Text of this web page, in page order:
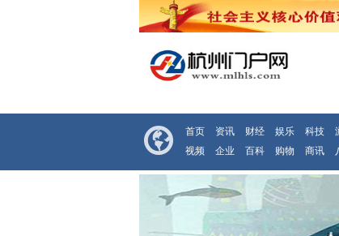
首页 资讯 财经 娱乐 科技
视频
企业 百科 购物 商讯